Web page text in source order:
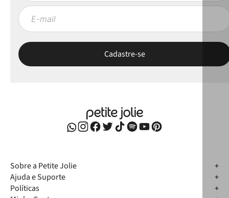
Sobre a Petite Jolie
Ajuda e Suporte
Políticas